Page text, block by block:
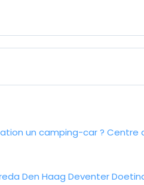
un camping-car ? Centre
Den Haag Deventer